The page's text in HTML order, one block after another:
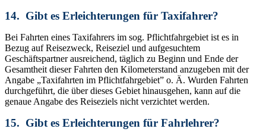
14. Gibt es Erleichterungen für Taxifahrer?
Bei Fahrten eines Taxifahrers im sog. Pflichtfahrgebiet ist es in
Bezug auf Reisezweck, Reiseziel und aufgesuchtem
Geschäftspartner ausreichend, täglich zu Beginn und Ende der
Gesamtheit dieser Fahrten den Kilometerstand anzugeben mit der
Angabe „Taxifahrten im Pflichtfahrgebiet” o. Ä. Wurden Fahrten
durchgeführt, die über dieses Gebiet hinausgehen, kann auf die
genaue Angabe des Reiseziels nicht verzichtet werden.
15. Gibt es Erleichterungen für Fahrlehrer?